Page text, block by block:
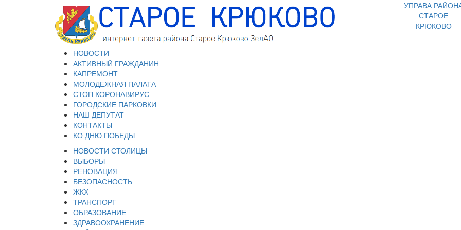
УПРАВА
СТАРОЕ
КРЮКОВО
НОВОСТИ
АКТИВНЫЙ ГРАЖДАНИН
КАПРЕМОНТ
МОЛОДЕЖНАЯ ПАЛАТА
СТОП КОРОНАВИРУС
ГОРОДСКИЕ ПАРКОВКИ
НАШ ДЕПУТАТ
КОНТАКТЫ
КО ДНЮ ПОБЕДЫ
НОВОСТИ СТОЛИЦЫ
ВЫБОРЫ
РЕНОВАЦИЯ
БЕЗОПАСНОСТЬ
ЖКХ
ТРАНСПОРТ
ОБРАЗОВАНИЕ
ЗДРАВООХРАНЕНИЕ